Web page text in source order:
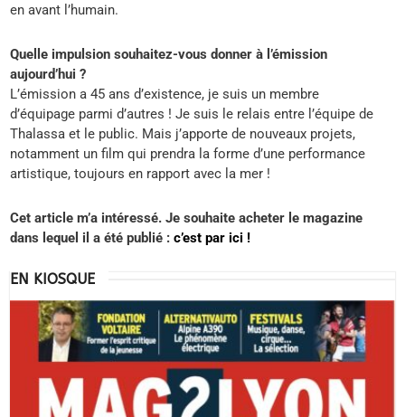
en avant l’humain.
Quelle impulsion souhaitez-vous donner à l’émission
aujourd’hui ?
L’émission a 45 ans d’existence, je suis un membre
d’équipage parmi d’autres ! Je suis le relais entre l’équipe de
Thalassa et le public. Mais j’apporte de nouveaux projets,
notamment un film qui prendra la forme d’une performance
artistique, toujours en rapport avec la mer !
Cet article m’a intéressé. Je souhaite acheter le magazine
dans lequel il a été publié :c’est par ici !
EN KIOSQUE